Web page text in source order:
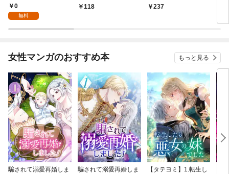
～【単話】（１）
0
無料
話】（１）
118
ンスターのミスコン無
237
女性マンガのおすすめ本 もっと見る
騙されて溺愛再婚しま
騙されて溺愛再婚しま
【タテヨミ】1.転生し